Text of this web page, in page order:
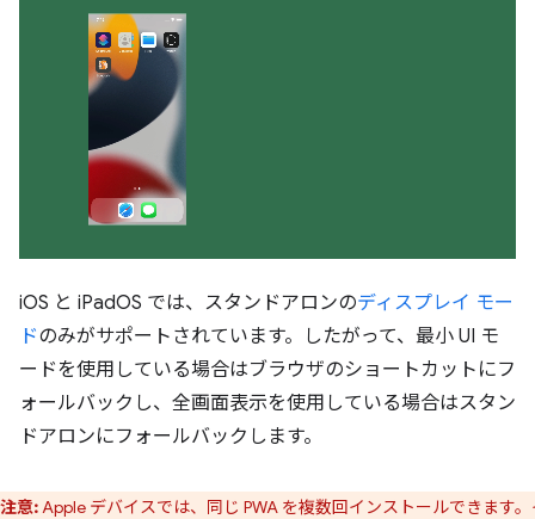
iOS と iPadOS では、スタンドアロンのディスプレイ モー
ドのみがサポートされています。したがって、最小 UI モ
ードを使用している場合はブラウザのショートカットにフ
ォールバックし、全画面表示を使用している場合はスタン
ドアロンにフォールバックします。
注意:Apple デバイスでは、同じ PWA を複数回インストールできます